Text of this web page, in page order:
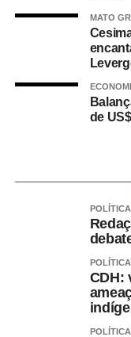
Segundo o SPRP,
visitantes. A
Bergamin, afirma
comércio, a
de atrair
programação terá o
Caroline Corrêa,
Pesquisa
apoiar o tratamento
estudantes
A iniciativa
municipal em um
MATO
de
POLÍTICA
POLÍTICA
CDH:
POLÍTICA